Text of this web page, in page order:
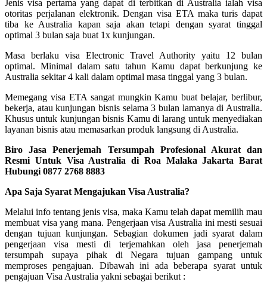
Jenis visa pertama yang dapat di terbitkan di Australia ialah visa
otoritas perjalanan elektronik. Dengan visa ETA maka turis dapat
tiba ke Australia kapan saja akan tetapi dengan syarat tinggal
optimal 3 bulan saja buat 1x kunjungan.
Masa berlaku visa Electronic Travel Authority yaitu 12 bulan
optimal. Minimal dalam satu tahun Kamu dapat berkunjung ke
Australia sekitar 4 kali dalam optimal masa tinggal yang 3 bulan.
Memegang visa ETA sangat mungkin Kamu buat belajar, berlibur,
bekerja, atau kunjungan bisnis selama 3 bulan lamanya di Australia.
Khusus untuk kunjungan bisnis Kamu di larang untuk menyediakan
layanan bisnis atau memasarkan produk langsung di Australia.
Biro Jasa Penerjemah Tersumpah Profesional Akurat dan
Resmi Untuk Visa Australia di Roa Malaka Jakarta Barat
Hubungi 0877 2768 8883
Apa Saja Syarat Mengajukan Visa Australia?
Melalui info tentang jenis visa, maka Kamu telah dapat memilih mau
membuat visa yang mana. Pengerjaan visa Australia ini mesti sesuai
dengan tujuan kunjungan. Sebagian dokumen jadi syarat dalam
pengerjaan visa mesti di terjemahkan oleh jasa penerjemah
tersumpah supaya pihak di Negara tujuan gampang untuk
memproses pengajuan. Dibawah ini ada beberapa syarat untuk
pengajuan Visa Australia yakni sebagai berikut :